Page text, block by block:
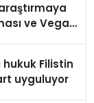
ve Vegan
hukuk Filistin
uyguluyor